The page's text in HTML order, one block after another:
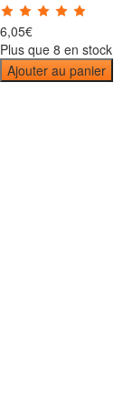
6,05€
Plus que 8 en stock
Ajouter au panier